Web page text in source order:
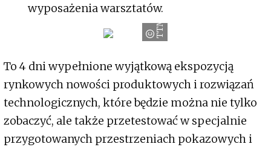
wyposażenia warsztatów.
TTM
To 4 dni wypełnione wyjątkową ekspozycją
rynkowych nowości produktowych i rozwiązań
technologicznych, które będzie można nie tylko
zobaczyć, ale także przetestować w specjalnie
przygotowanych przestrzeniach pokazowych i